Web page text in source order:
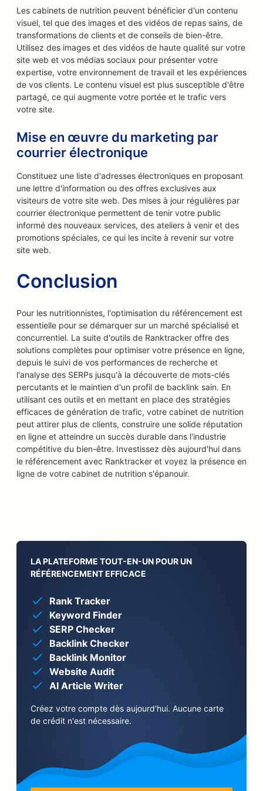
Les cabinets de nutrition peuvent bénéficier d'un contenu
visuel, tel que des images et des vidéos de repas sains, de
transformations de clients et de conseils de bien-être.
Utilisez des images et des vidéos de haute qualité sur votre
site web et vos médias sociaux pour présenter votre
expertise, votre environnement de travail et les expériences
de vos clients. Le contenu visuel est plus susceptible d'être
partagé, ce qui augmente votre portée et le trafic vers
votre site.
Mise en œuvre du marketing par
courrier électronique
Constituez une liste d'adresses électroniques en proposant
une lettre d'information ou des offres exclusives aux
visiteurs de votre site web. Des mises à jour régulières par
courrier électronique permettent de tenir votre public
informé des nouveaux services, des ateliers à venir et des
promotions spéciales, ce qui les incite à revenir sur votre
site web.
Conclusion
Pour les nutritionnistes, l'optimisation du référencement est
essentielle pour se démarquer sur un marché spécialisé et
concurrentiel. La suite d'outils de Ranktracker offre des
solutions complètes pour optimiser votre présence en ligne,
depuis le suivi de vos performances de recherche et
l'analyse des SERPs jusqu'à la découverte de mots-clés
percutants et le maintien d'un profil de backlink sain. En
utilisant ces outils et en mettant en place des stratégies
efficaces de génération de trafic, votre cabinet de nutrition
peut attirer plus de clients, construire une solide réputation
en ligne et atteindre un succès durable dans l'industrie
compétitive du bien-être. Investissez dès aujourd'hui dans
le référencement avec Ranktracker et voyez la présence en
ligne de votre cabinet de nutrition s'épanouir.
LA PLATEFORME TOUT-EN-UN POUR UN
RÉFÉRENCEMENT EFFICACE
Rank Tracker
Keyword Finder
SERP Checker
Backlink Checker
Backlink Monitor
Website Audit
AI Article Writer
Créez votre compte dès aujourd'hui. Aucune carte
de crédit n'est nécessaire.